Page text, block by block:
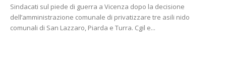
Sindacati sul piede di guerra a Vicenza dopo la decisione
dell’amministrazione comunale di privatizzare tre asili nido
comunali di San Lazzaro, Piarda e Turra. Cgil e...